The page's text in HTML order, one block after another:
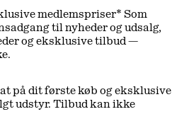
medlemspriser* Som
til nyheder og udsalg,
og eksklusive tilbud —
på dit første køb og eksklusive
udstyr. Tilbud kan ikke